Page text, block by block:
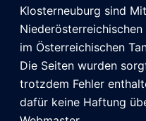
Klosterneuburg sind
im Österreichischen
Die Seiten wurden
trotzdem Fehler
dafür keine Haftung